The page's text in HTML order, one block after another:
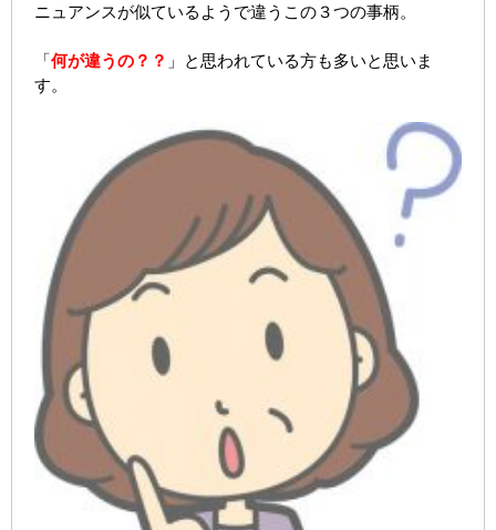
ニュアンスが似ているようで違うこの３つの事柄。
「 何が違うの？？ 」と思われている方も多いと思いま
す。